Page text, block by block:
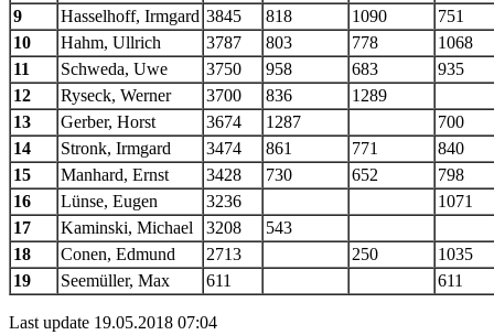
9
Hasselhoff, Irmgard 3845 818 1090
751
10
Hahm, Ullrich 3787 803 778
1068
11
Schweda, Uwe 3750 958 683
935
12
Ryseck, Werner 3700 836
1289
13
Gerber, Horst 3674 1287
700
14
Stronk, Irmgard 3474 861 771
840
15
Manhard, Ernst 3428 730 652
798
16
Lünse, Eugen 3236
1071
17
Kaminski, Michael 3208
543
18
Conen, Edmund 2713 250
1035
19
Seemüller, Max 611 611
Last update 19.05.2018 07:04